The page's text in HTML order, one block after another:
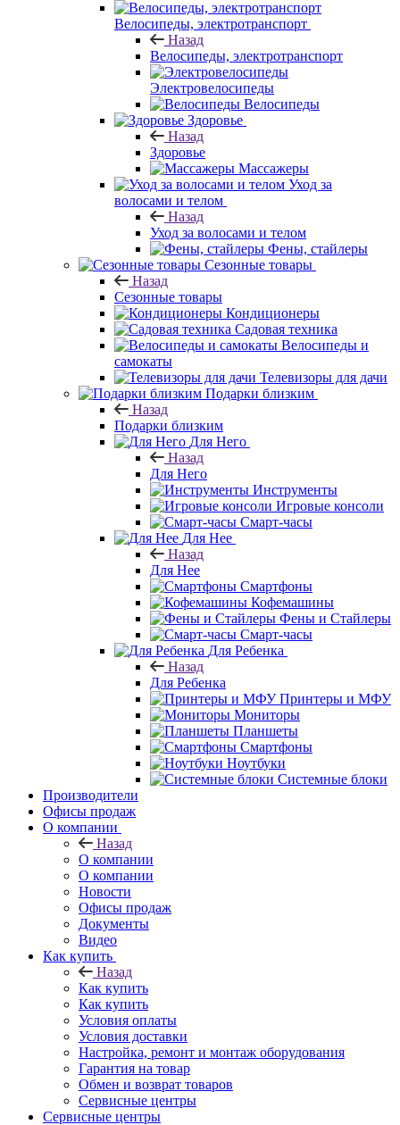
Велосипеды, электротранспорт
Назад
Велосипеды, электротранспорт
Электровелосипеды
Велосипеды
Здоровье
Назад
Здоровье
Массажеры
Уход за
волосами и телом
Назад
Уход за волосами и телом
Фены, стайлеры
Сезонные товары
Назад
Сезонные товары
Кондиционеры
Садовая техника
Велосипеды и
самокаты
Телевизоры для дачи
Подарки близким
Назад
Подарки близким
Для Него
Назад
Для Него
Инструменты
Игровые консоли
Смарт-часы
Для Нее
Назад
Для Нее
Смартфоны
Кофемашины
Фены и Стайлеры
Смарт-часы
Для Ребенка
Назад
Для Ребенка
Принтеры и МФУ
Мониторы
Планшеты
Смартфоны
Ноутбуки
Системные блоки
Производители
Офисы продаж
О компании
Назад
О компании
О компании
Новости
Офисы продаж
Документы
Видео
Как купить
Назад
Как купить
Как купить
Условия оплаты
Условия доставки
Настройка, ремонт и монтаж оборудования
Гарантия на товар
Обмен и возврат товаров
Сервисные центры
Сервисные центры